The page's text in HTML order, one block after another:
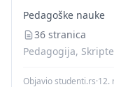
o odnosu između
Pedagoške nauke
36 stranica
Pedagogija, Skripte
Objavio studenti.rs·12.